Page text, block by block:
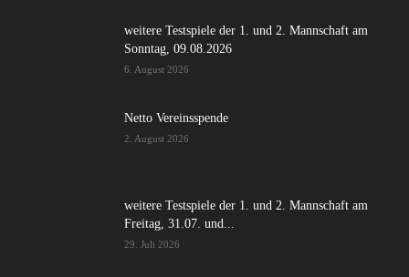
weitere Testspiele der 1. und 2. Mannschaft am
Sonntag, 09.08.2026
6. August 2026
Netto Vereinsspende
2. August 2026
weitere Testspiele der 1. und 2. Mannschaft am
Freitag, 31.07. und...
29. Juli 2026